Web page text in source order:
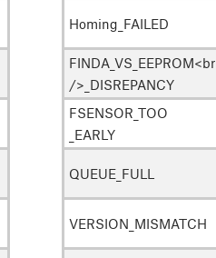
Homing_FAILED
FINDA_VS_EEPROM<br
/>_DISREPANCY
FSENSOR_TOO
_EARLY
QUEUE_FULL
VERSION_MISMATCH